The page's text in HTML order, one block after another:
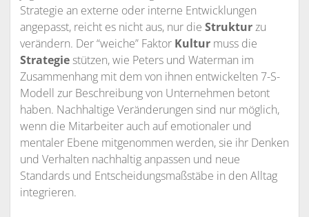
Strategie an externe oder interne Entwicklungen
angepasst, reicht es nicht aus, nur die Strukturzu
verändern. Der “weiche” Faktor Kultur muss die
Strategiestützen, wie Peters und Waterman im
Zusammenhang mit dem von ihnen entwickelten 7-S-
Modell zur Beschreibung von Unternehmen betont
haben. Nachhaltige Veränderungen sind nur möglich,
wenn die Mitarbeiter auch auf emotionaler und
mentaler Ebene mitgenommen werden, sie ihr Denken
und Verhalten nachhaltig anpassen und neue
Standards und Entscheidungsmaßstäbe in den Alltag
integrieren.